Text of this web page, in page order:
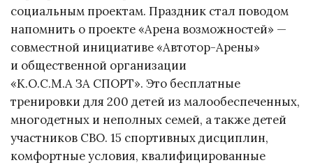
социальным проектам. Праздник стал поводом
напомнить о проекте «Арена возможностей» —
совместной инициативе «Автотор-Арены»
и общественной организации
«К.О.С.М.А ЗА СПОРТ». Это бесплатные
тренировки для 200 детей из малообеспеченных,
многодетных и неполных семей, а также детей
участников СВО. 15 спортивных дисциплин,
комфортные условия, квалифицированные